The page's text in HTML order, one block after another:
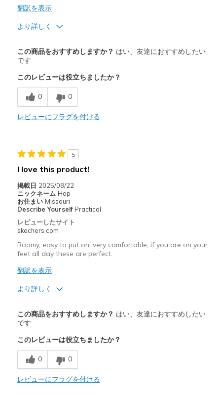
翻訳を表示
より詳しく
Attractive Design
Breathe Well
Comfortable
Stylish
Need Break In
以下に最適
Work shoe
Width
Feels too narrow
Sizing
View On Shoes
この商品をおすすめしますか？ はい、友達におすすめしたい
です
このレビューは役立ちましたか？
0 0
レビューにフラグを付ける
5
I love this product!
掲載日 2025/08/22
ニックネーム Hop
お住まい Missouri
Describe Yourself Practical
レビューしたサイト
skechers.com
Roomy, easy to put on, very comfortable, if you are on your
feet all day these are perfect.
翻訳を表示
より詳しく
Attractive Design
Breathe Well
Comfortable
Durable
この商品をおすすめしますか？ はい、友達におすすめしたい
です
このレビューは役立ちましたか？
0 0
レビューにフラグを付ける